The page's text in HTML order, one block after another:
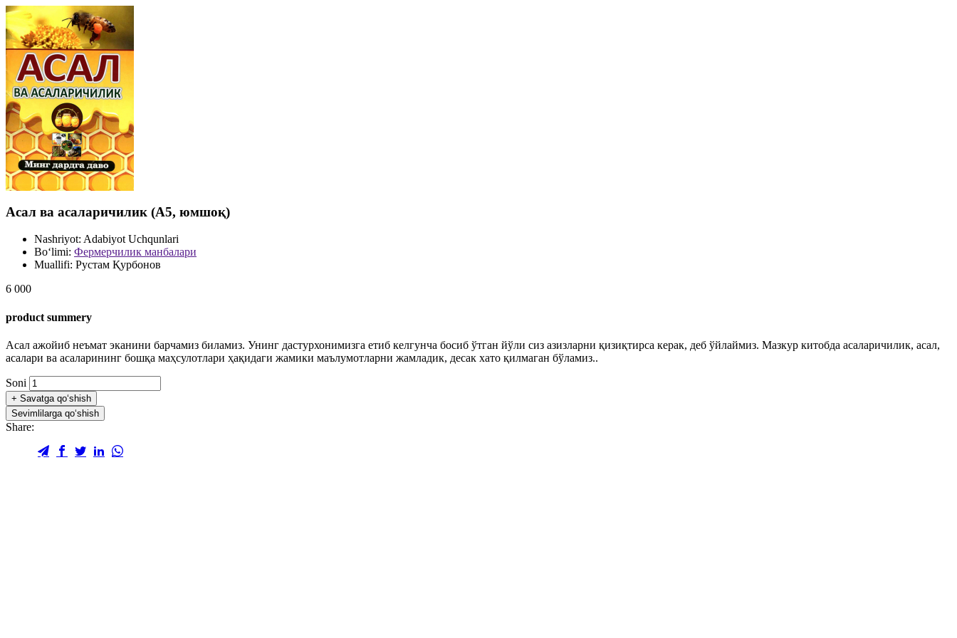
Асал ва асаларичилик (А5, юмшоқ)
Nashriyot: Adabiyot Uchqunlari
Bo‘limi: Фермерчилик манбалари
Muallifi: Рустам Қурбонов
6 000
product summery
Асал ажойиб неъмат эканини барчамиз биламиз. Унинг дастурхонимизга етиб келгунча босиб ўтган йўли сиз азизларни қизиқтирса керак, деб ўйлаймиз. Мазкур китобда асаларичилик, асал,
асалари ва асаларининг бошқа маҳсулотлари ҳақидаги жамики маълумотларни жамладик, десак хато қилмаган бўламиз..
Soni
+ Savatga qo‘shish
Sevimlilarga qo‘shish
Share: